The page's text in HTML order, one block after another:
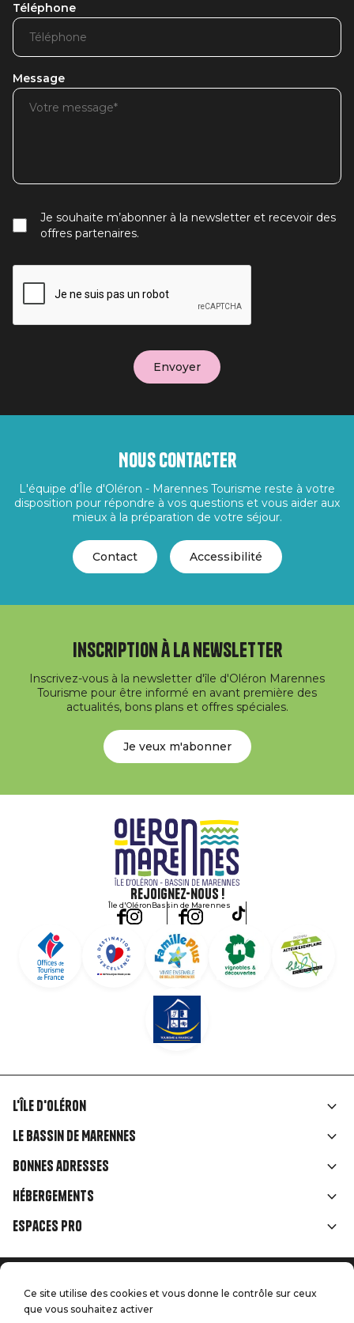
Téléphone
Message
Je souhaite m’abonner à la newsletter et recevoir des
offres partenaires.
Nous contacter
L'équipe d'Île d'Oléron - Marennes Tourisme reste à votre
disposition pour répondre à vos questions et vous aider aux
mieux à la préparation de votre séjour.
Contact Accessibilité
Inscription à la newsletter
Inscrivez-vous à la newsletter d'île d'Oléron Marennes
Tourisme pour être informé en avant première des
actualités, bons plans et offres spéciales.
Je veux m'abonner
Rejoignez-nous !
Île d'OléronBassin de Marennes
Liens
rubriques
L'île d'Oléron
Le Bassin de Marennes
Bonnes adresses
Hébergements
Espaces Pro
Menu
Accueil
Mentions légales
Presse
Ce site utilise des cookies et vous donne le contrôle sur ceux
que vous souhaitez activer